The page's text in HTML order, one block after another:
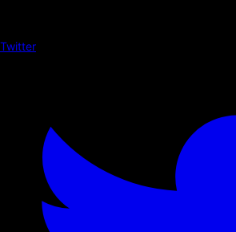
Twitter